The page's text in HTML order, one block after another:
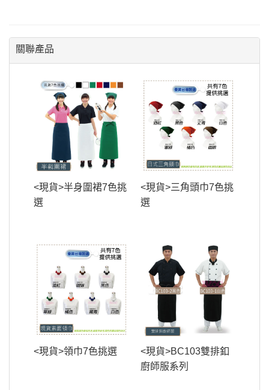
關聯產品
<現貨>半身圍裙7色挑
選
<現貨>三角頭巾7色挑
選
<現貨>領巾7色挑選
<現貨>BC103雙排釦
廚師服系列